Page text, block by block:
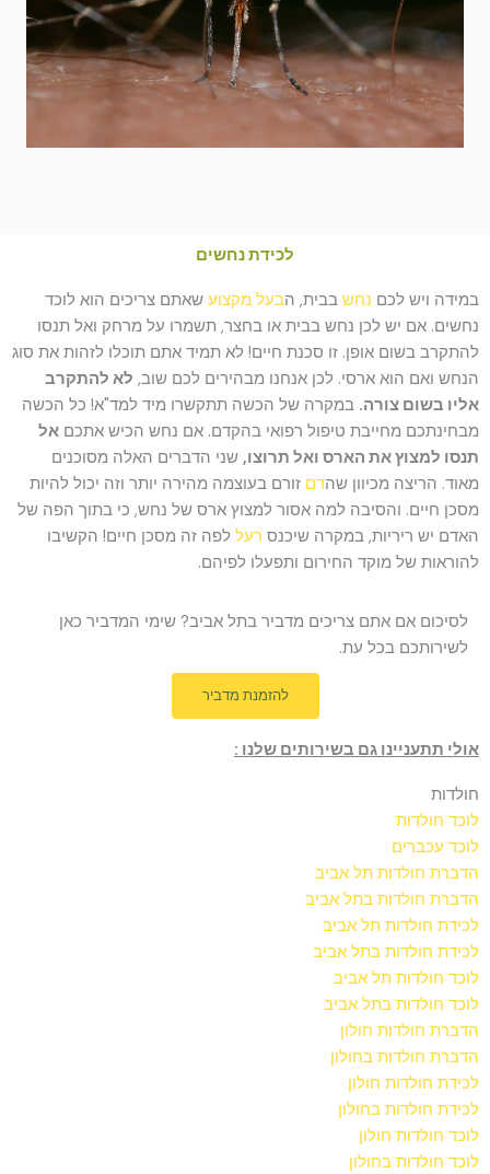
לכידת נחשים
במידה ויש לכם נחש בבית, הבעל מקצוע שאתם צריכים הוא לוכד
נחשים. אם יש לכן נחש בבית או בחצר, תשמרו על מרחק ואל תנסו
להתקרב בשום אופן. זו סכנת חיים! לא תמיד אתם תוכלו לזהות את סוג
הנחש ואם הוא ארסי. לכן אנחנו מבהירים לכם שוב, לא להתקרב
אליו בשום צורה. במקרה של הכשה תתקשרו מיד למד"א! כל הכשה
מבחינתכם מחייבת טיפול רפואי בהקדם. אם נחש הכיש אתכם אל
תנסו למצוץ את הארס ואל תרוצו, שני הדברים האלה מסוכנים
מאוד. הריצה מכיוון שהדם זורם בעוצמה מהירה יותר וזה יכול להיות
מסכן חיים. והסיבה למה אסור למצוץ ארס של נחש, כי בתוך הפה של
האדם יש ריריות, במקרה שיכנס רעל לפה זה מסכן חיים! הקשיבו
להוראות של מוקד החירום ותפעלו לפיהם.
לסיכום אם אתם צריכים מדביר בתל אביב? שימי המדביר כאן
לשירותכם בכל עת.
להזמנת מדביר
אולי תתעניינו גם בשירותים שלנו :
חולדות
לוכד חולדות
לוכד עכברים
הדברת חולדות תל אביב
הדברת חולדות בתל אביב
לכידת חולדות תל אביב
לכידת חולדות בתל אביב
לוכד חולדות תל אביב
לוכד חולדות בתל אביב
הדברת חולדות חולון
הדברת חולדות בחולון
לכידת חולדות חולון
לכידת חולדות בחולון
לוכד חולדות חולון
לוכד חולדות בחולון